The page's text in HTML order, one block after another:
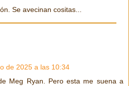
Se avecinan cositas...
de 2025 a las 10:34
Meg Ryan. Pero esta me suena a